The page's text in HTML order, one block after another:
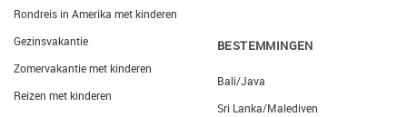
Rondreis in Amerika met kinderen
Gezinsvakantie
Zomervakantie met kinderen
Reizen met kinderen
BESTEMMINGEN
Bali/Java
Sri Lanka/Malediven